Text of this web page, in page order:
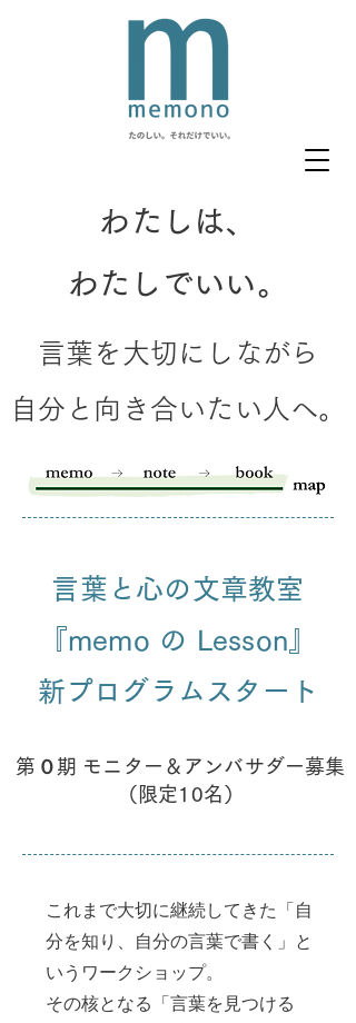
わたしは、
​わたしでいい。
言葉を大切にしながら
​自分と向き合いたい人へ。
言葉と心の文章教室
『memo の Lesson』
​新プログラムスタート
第０期 モニター＆アンバサダー募集
​（限定10名）
これまで大切に継続してきた「自
分を知り、自分の言葉で書く」と
いうワークショップ。
その核となる「言葉を見つける